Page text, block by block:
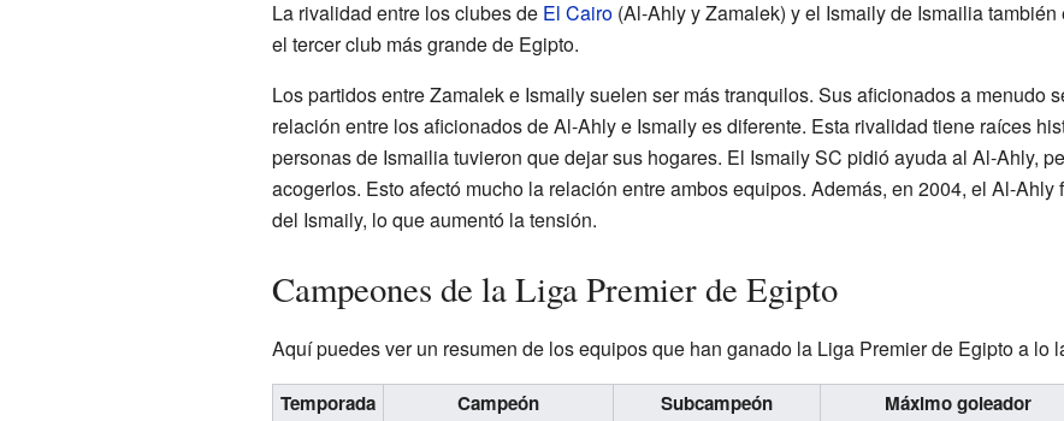
La rivalidad entre los clubes de El Cairo(Al-Ahly y Zamalek) y el Ismaily de Ismailia también
el tercer club más grande de Egipto.
Los partidos entre Zamalek e Ismaily suelen ser más tranquilos. Sus aficionados a menudo
relación entre los aficionados de Al-Ahly e Ismaily es diferente. Esta rivalidad tiene raíces
personas de Ismailia tuvieron que dejar sus hogares. El Ismaily SC pidió ayuda al Al-Ahly,
acogerlos. Esto afectó mucho la relación entre ambos equipos. Además, en 2004, el Al-
del Ismaily, lo que aumentó la tensión.
Campeones de la Liga Premier de Egipto
Aquí puedes ver un resumen de los equipos que han ganado la Liga Premier de Egipto a lo
Temporada Campeón Subcampeón Máximo goleador